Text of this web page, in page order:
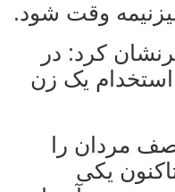
وقت شود.
کرد: در
یک زن
مردان را
یکی